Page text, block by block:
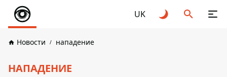
UK
Новости нападение
НАПАДЕНИЕ